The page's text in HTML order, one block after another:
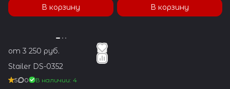
В корзину В корзину
от 3 250 руб.
Stailer DS-0352
5 0 В наличии: 4